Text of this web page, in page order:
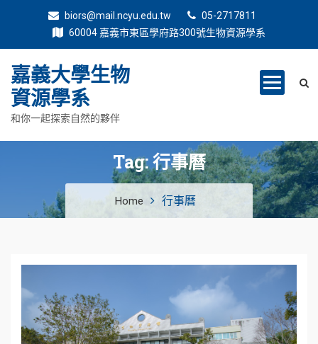
biors@mail.ncyu.edu.tw
05-2717811
60004 嘉義市東區學府路300號生物資源學系
嘉義大學生物
資源學系
和你一起探索自然的夥伴
Tag:行事曆
Home 行事曆